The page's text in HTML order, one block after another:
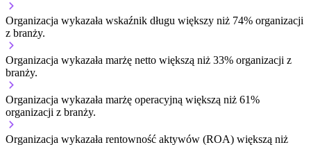
Organizacja wykazała wskaźnik długu większy niż 74% organizacji
z branży.
Organizacja wykazała marżę netto większą niż 33% organizacji z
branży.
Organizacja wykazała marżę operacyjną większą niż 61%
organizacji z branży.
Organizacja wykazała rentowność aktywów (ROA) większą niż